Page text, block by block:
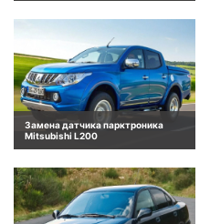
Замена датчика парктроника
Mitsubishi L200